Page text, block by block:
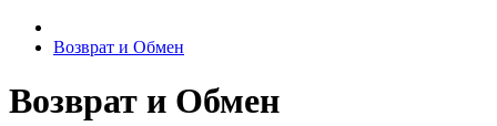
Возврат и Обмен
Возврат и Обмен